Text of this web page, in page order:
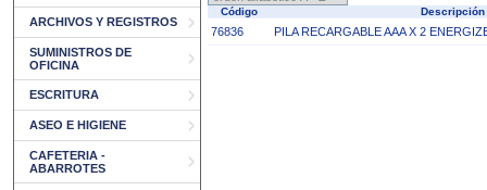
ARCHIVOS Y REGISTROS
SUMINISTROS DE
OFICINA
ESCRITURA
ASEO E HIGIENE
CAFETERIA -
ABARROTES
Código
76836 PILA RECARGABLE AAA X 2